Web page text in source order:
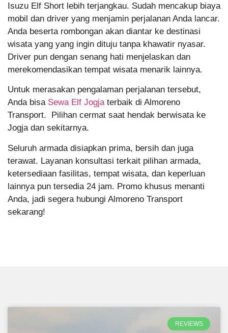
Isuzu Elf Short lebih terjangkau. Sudah mencakup biaya
mobil dan driver yang menjamin perjalanan Anda lancar.
Anda beserta rombongan akan diantar ke destinasi
wisata yang yang ingin dituju tanpa khawatir nyasar.
Driver pun dengan senang hati menjelaskan dan
merekomendasikan tempat wisata menarik lainnya.
Untuk merasakan pengalaman perjalanan tersebut,
Anda bisa Sewa Elf Jogjaterbaik di Almoreno
Transport. Pilihan cermat saat hendak berwisata ke
Jogja dan sekitarnya.
Seluruh armada disiapkan prima, bersih dan juga
terawat. Layanan konsultasi terkait pilihan armada,
ketersediaan fasilitas, tempat wisata, dan keperluan
lainnya pun tersedia 24 jam. Promo khusus menanti
Anda, jadi segera hubungi Almoreno Transport
sekarang!
REVIEWS